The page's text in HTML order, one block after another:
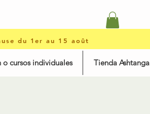
du 1er au 15 août
o cursos individuales Tienda Ashtanga